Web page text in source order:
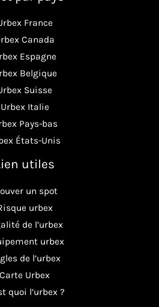
France
Canada
Espagne
Belgique
Suisse
Urbex Italie
Pays-bas
États-Unis
utiles
un spot
urbex
de l’urbex
urbex
de l’urbex
Carte Urbex
quoi l’urbex ?